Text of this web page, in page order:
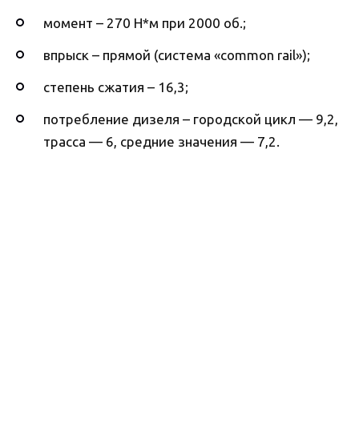
момент – 270 Н*м при 2000 об.;
впрыск – прямой (система «common rail»);
степень сжатия – 16,3;
потребление дизеля – городской цикл — 9,2,
трасса — 6, средние значения — 7,2.